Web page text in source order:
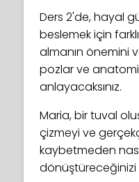
Ders 2'de, hayal
beslemek için
almanın önemini
pozlar ve
anlayacaksınız.
Maria, bir tuval
çizmeyi ve
kaybetmeden